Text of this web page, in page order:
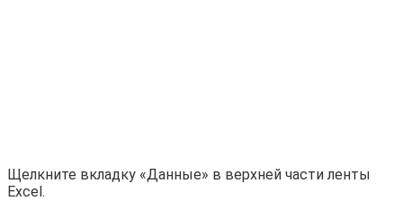
Щелкните вкладку «Данные» в верхней части ленты
Excel.